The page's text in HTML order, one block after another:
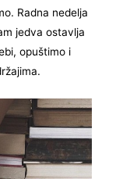
Radna nedelja
jedva ostavlja
opuštimo i